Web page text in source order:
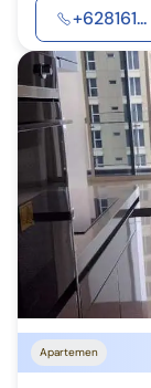
+628161...
Apartemen